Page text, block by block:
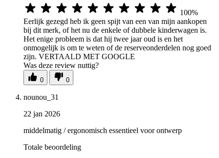
100%
Eerlijk gezegd heb ik geen spijt van een van mijn aankopen
bij dit merk, of het nu de enkele of dubbele kinderwagen is.
Het enige probleem is dat hij twee jaar oud is en het
onmogelijk is om te weten of de reserveonderdelen nog goed
zijn. VERTAALD MET GOOGLE
Was deze review nuttig?
0 0
nounou_31
22 jan 2026
middelmatig / ergonomisch essentieel voor ontwerp
Totale beoordeling